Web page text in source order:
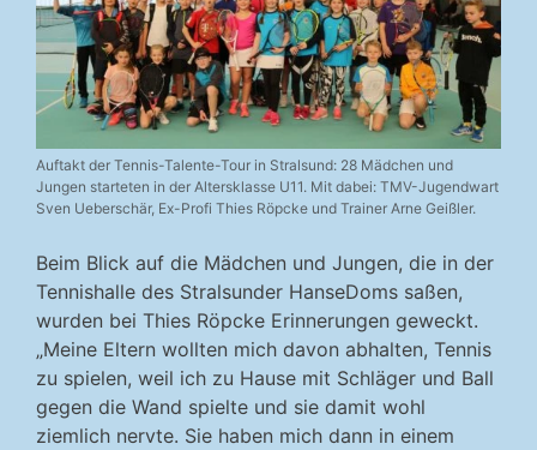
Auftakt der Tennis-Talente-Tour in Stralsund: 28 Mädchen und
Jungen starteten in der Altersklasse U11. Mit dabei: TMV-Jugendwart
Sven Ueberschär, Ex-Profi Thies Röpcke und Trainer Arne Geißler.
Beim Blick auf die Mädchen und Jungen, die in der
Tennishalle des Stralsunder HanseDoms saßen,
wurden bei Thies Röpcke Erinnerungen geweckt.
„Meine Eltern wollten mich davon abhalten, Tennis
zu spielen, weil ich zu Hause mit Schläger und Ball
gegen die Wand spielte und sie damit wohl
ziemlich nervte. Sie haben mich dann in einem